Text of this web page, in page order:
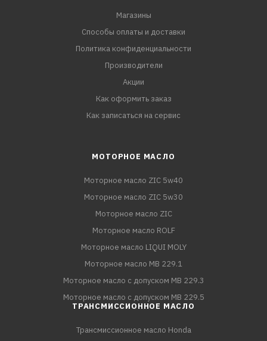
Магазины
Способы оплаты и доставки
Политика конфиденциальности
Производители
Акции
Как оформить заказ
Как записаться на сервис
МОТОРНОЕ МАСЛО
Моторное масло ZIC 5w40
Моторное масло ZIC 5w30
Моторное масло ZIC
Моторное масло ROLF
Моторное масло LIQUI MOLY
Моторное масло MB 229.1
Моторное масло с допуском MB 229.3
Моторное масло с допуском MB 229.5
ТРАНСМИССИОННОЕ МАСЛО
Трансмиссионное масло Honda